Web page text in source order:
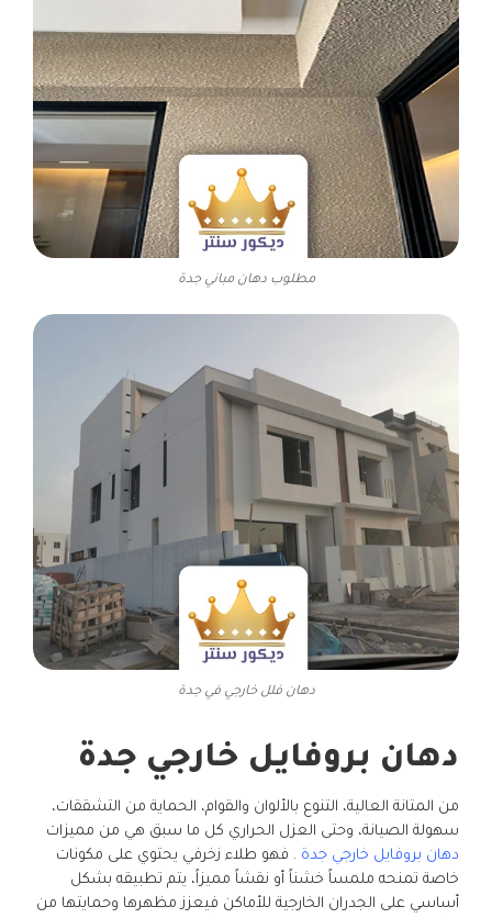
مطلوب دهان مباني جدة
دهان فلل خارجي في جدة
دهان بروفايل خارجي جدة
من المتانة العالية، التنوع بالألوان والقوام، الحماية من التشققات،
سهولة الصيانة، وحتى العزل الحراري كل ما سبق هي من مميزات
دهان بروفايل خارجي جدة . فهو طلاء زخرفي يحتوي على مكونات
خاصة تمنحه ملمساً خشناً أو نقشاً مميزاً، يتم تطبيقه بشكل
أساسي على الجدران الخارجية للأماكن فيعزز مظهرها وحمايتها من